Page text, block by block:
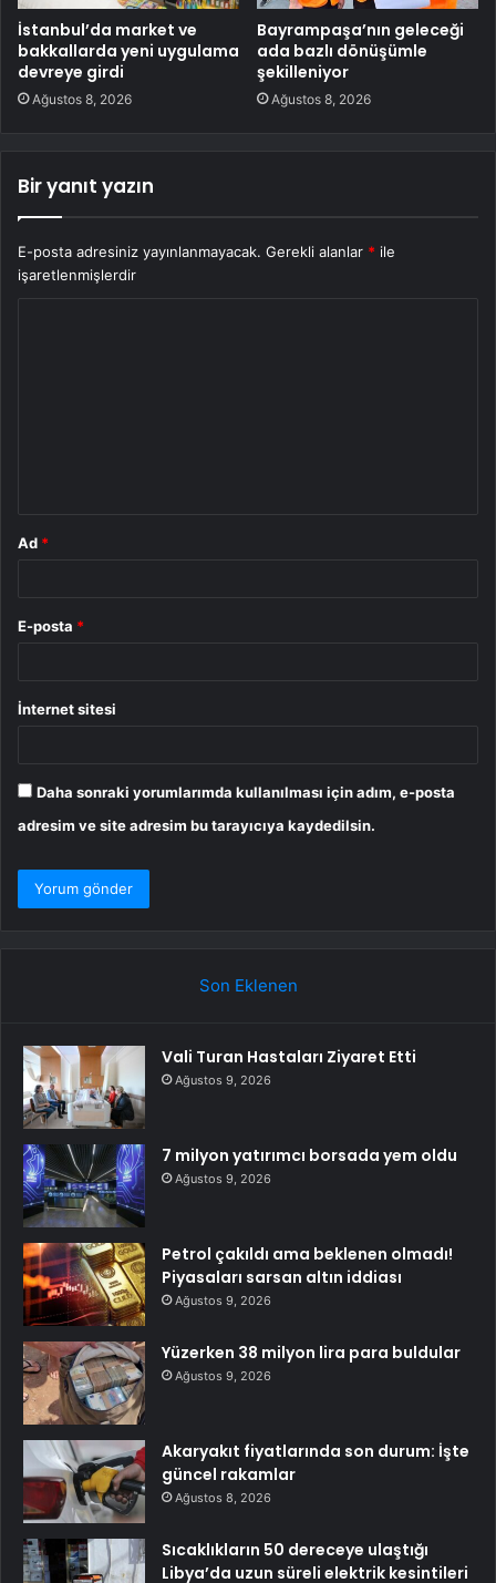
İstanbul’da market ve
bakkallarda yeni uygulama
devreye girdi
Ağustos 8, 2026
Bayrampaşa’nın geleceği
ada bazlı dönüşümle
şekilleniyor
Ağustos 8, 2026
Bir yanıt yazın
E-posta adresiniz yayınlanmayacak. Gerekli alanlar * ile
işaretlenmişlerdir
Ad *
E-posta *
İnternet sitesi
Daha sonraki yorumlarımda kullanılması için adım, e-posta
adresim ve site adresim bu tarayıcıya kaydedilsin.
Son Eklenen
Vali Turan Hastaları Ziyaret Etti
Ağustos 9, 2026
7 milyon yatırımcı borsada yem oldu
Ağustos 9, 2026
Petrol çakıldı ama beklenen olmadı!
Piyasaları sarsan altın iddiası
Ağustos 9, 2026
Yüzerken 38 milyon lira para buldular
Ağustos 9, 2026
Akaryakıt fiyatlarında son durum: İşte
güncel rakamlar
Ağustos 8, 2026
Sıcaklıkların 50 dereceye ulaştığı
Libya’da uzun süreli elektrik kesintileri